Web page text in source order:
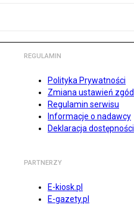
REGULAMIN
Polityka Prywatności
Zmiana ustawień zgód
Regulamin serwisu
Informacje o nadawcy
Deklaracja dostępności
PARTNERZY
E-kiosk.pl
E-gazety.pl